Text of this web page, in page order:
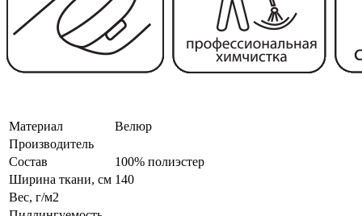
Материал
Велюр
Производитель
Состав
100% полиэстер
Ширина ткани, см 140
Вес, г/м2